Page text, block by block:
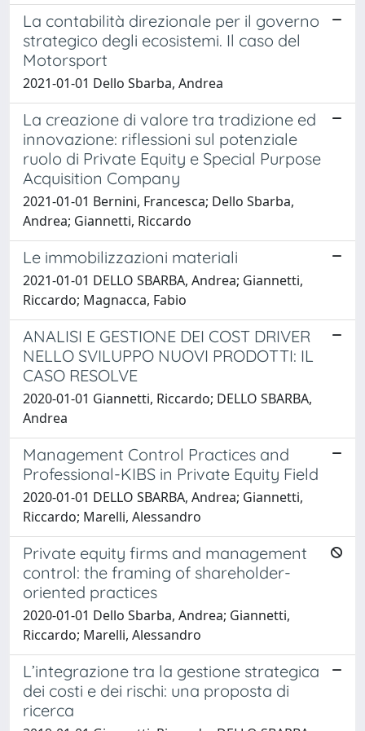
La contabilità direzionale per il governo
strategico degli ecosistemi. Il caso del
Motorsport
2021-01-01 Dello Sbarba, Andrea
La creazione di valore tra tradizione ed
innovazione: riflessioni sul potenziale
ruolo di Private Equity e Special Purpose
Acquisition Company
2021-01-01 Bernini, Francesca; Dello Sbarba,
Andrea; Giannetti, Riccardo
Le immobilizzazioni materiali
2021-01-01 DELLO SBARBA, Andrea; Giannetti,
Riccardo; Magnacca, Fabio
ANALISI E GESTIONE DEI COST DRIVER
NELLO SVILUPPO NUOVI PRODOTTI: IL
CASO RESOLVE
2020-01-01 Giannetti, Riccardo; DELLO SBARBA,
Andrea
Management Control Practices and
Professional-KIBS in Private Equity Field
2020-01-01 DELLO SBARBA, Andrea; Giannetti,
Riccardo; Marelli, Alessandro
Private equity firms and management
control: the framing of shareholder-
oriented practices
2020-01-01 Dello Sbarba, Andrea; Giannetti,
Riccardo; Marelli, Alessandro
L’integrazione tra la gestione strategica
dei costi e dei rischi: una proposta di
ricerca